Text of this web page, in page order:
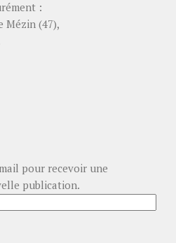
:
Mézin (47),
pour recevoir une
publication.